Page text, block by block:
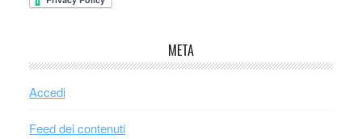
META
Accedi
Feed dei contenuti